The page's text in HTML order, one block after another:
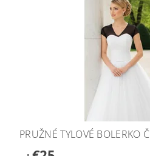
PRUŽNÉ TYLOVÉ BOLERKO